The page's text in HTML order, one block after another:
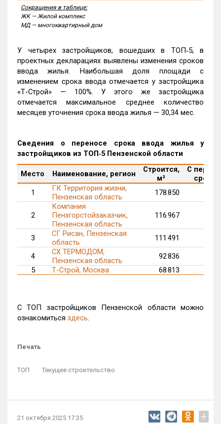
Сокращения в таблице:
ЖК — Жилой комплекс
МД — многоквартирный дом
У четырех застройщиков, вошедших в ТОП‑5, в
проектных декларациях выявлены изменения сроков
ввода жилья. Наибольшая доля площади с
изменением срока ввода отмечается у застройщика
«Т-Строй» — 100%. У этого же застройщика
отмечается максимальное среднее количество
месяцев уточнения срока ввода жилья — 30,34 мес.
Сведения о переносе срока ввода жилья у
застройщиков из ТОП‑5 Пензенской области
Место Наименование, регион
Строится,
м²
С
срока,
1
ГК Территория жизни,
Пензенская область
178 850
2
Компания
Пензгорстойзаказчик,
Пензенская область
116 967
3
СГ Рисан, Пензенская
область
111 491
4
СХ ТЕРМОДОМ,
Пензенская область
92 836
5
Т-Строй, Москва 68 813
С ТОП застройщиков Пензенской области можно
ознакомиться здесь.
Печать
ТОП Текущее строительство
21 октября 2025 17:35 +